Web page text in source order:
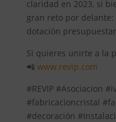
claridad en 2023, si
gran reto por
dotación
Si quieres unirte a la
📲 www.revip.com
#REVIP #Asociacion
#fabricacioncristal
#decoración